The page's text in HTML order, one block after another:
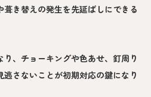
葺き替えの発生を先延ばしにできる
、チョーキングや色あせ、釘周り
さないことが初期対応の鍵になり